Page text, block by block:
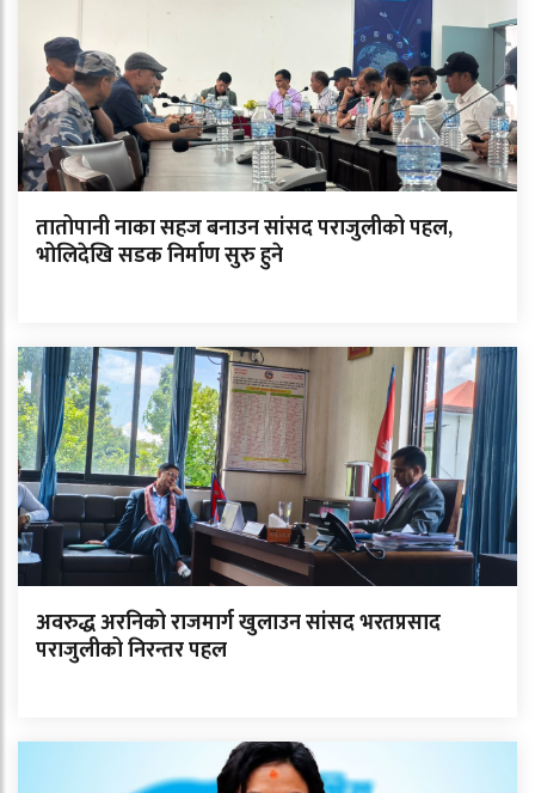
तातोपानी नाका सहज बनाउन सांसद पराजुलीको पहल,
भोलिदेखि सडक निर्माण सुरु हुने
अवरुद्ध अरनिको राजमार्ग खुलाउन सांसद भरतप्रसाद
पराजुलीको निरन्तर पहल